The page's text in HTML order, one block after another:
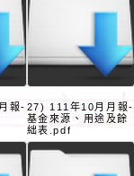
報- 27) 111年10月月報-
基金來源、用途及餘
絀表.pdf